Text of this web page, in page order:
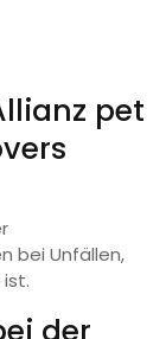
pet
bei Unfällen,